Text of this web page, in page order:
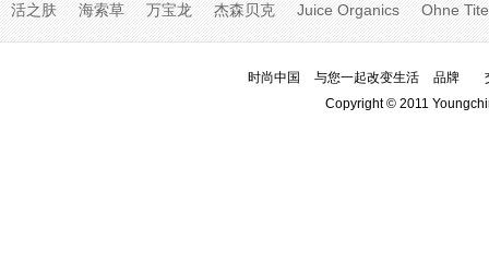
活之肤 海索草 万宝龙 杰森贝克 Juice Organics Ohne
时尚中国 与您一起改变生活 品牌
Copyright © 2011